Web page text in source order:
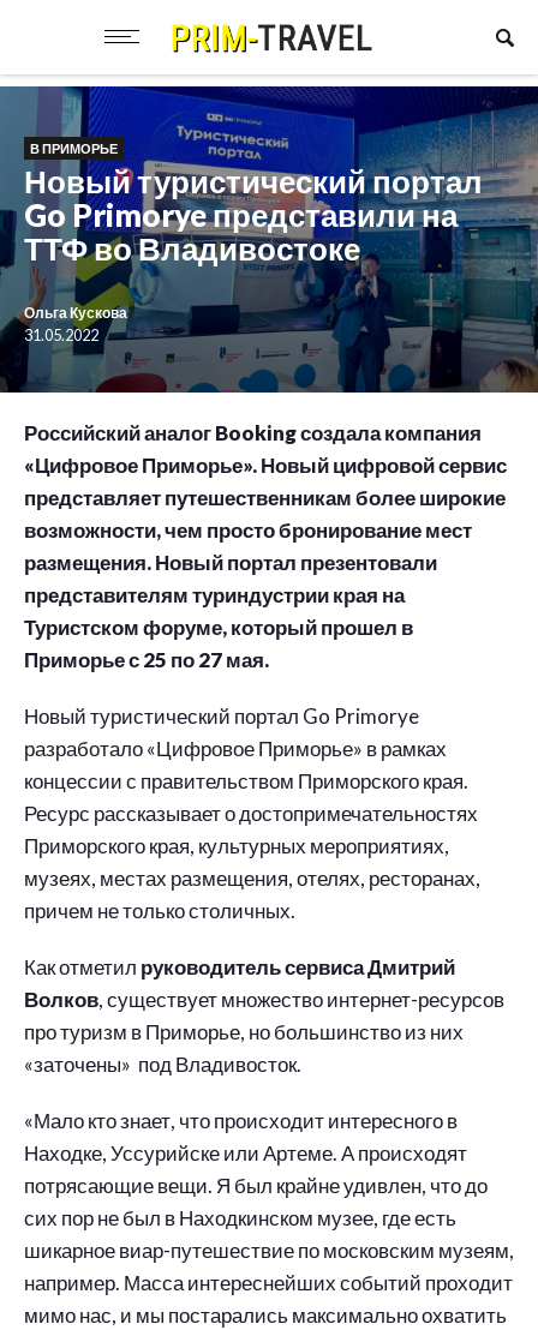
В ПРИМОРЬЕ
Новый туристический портал
Go Primorye представили на
ТТФ во Владивостоке
Ольга Кускова
31.05.2022
Российский аналог Booking создала компания
«Цифровое Приморье». Новый цифровой сервис
представляет путешественникам более широкие
возможности, чем просто бронирование мест
размещения. Новый портал презентовали
представителям туриндустрии края на
Туристском форуме, который прошел в
Приморье с 25 по 27 мая.
Новый туристический портал Go Primorye
разработало «Цифровое Приморье» в рамках
концессии с правительством Приморского края.
Ресурс рассказывает о достопримечательностях
Приморского края, культурных мероприятиях,
музеях, местах размещения, отелях, ресторанах,
причем не только столичных.
Как отметил руководитель сервиса Дмитрий
Волков, существует множество интернет-ресурсов
про туризм в Приморье, но большинство из них
«заточены» под Владивосток.
«Мало кто знает, что происходит интересного в
Находке, Уссурийске или Артеме. А происходят
потрясающие вещи. Я был крайне удивлен, что до
сих пор не был в Находкинском музее, где есть
шикарное виар-путешествие по московским музеям,
например. Масса интереснейших событий проходит
мимо нас, и мы постарались максимально охватить